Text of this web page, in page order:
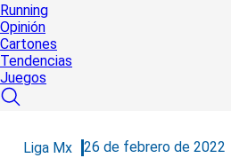
Running
Opinión
Cartones
Tendencias
Juegos
Liga Mx 26 de febrero de 2022